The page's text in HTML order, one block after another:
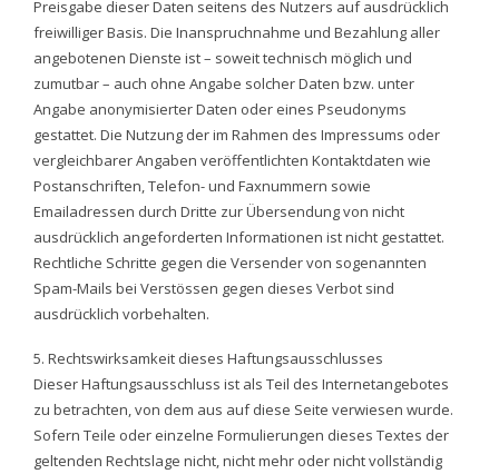
Preisgabe dieser Daten seitens des Nutzers auf ausdrücklich
freiwilliger Basis. Die Inanspruchnahme und Bezahlung aller
angebotenen Dienste ist – soweit technisch möglich und
zumutbar – auch ohne Angabe solcher Daten bzw. unter
Angabe anonymisierter Daten oder eines Pseudonyms
gestattet. Die Nutzung der im Rahmen des Impressums oder
vergleichbarer Angaben veröffentlichten Kontaktdaten wie
Postanschriften, Telefon- und Faxnummern sowie
Emailadressen durch Dritte zur Übersendung von nicht
ausdrücklich angeforderten Informationen ist nicht gestattet.
Rechtliche Schritte gegen die Versender von sogenannten
Spam-Mails bei Verstössen gegen dieses Verbot sind
ausdrücklich vorbehalten.
5. Rechtswirksamkeit dieses Haftungsausschlusses
Dieser Haftungsausschluss ist als Teil des Internetangebotes
zu betrachten, von dem aus auf diese Seite verwiesen wurde.
Sofern Teile oder einzelne Formulierungen dieses Textes der
geltenden Rechtslage nicht, nicht mehr oder nicht vollständig